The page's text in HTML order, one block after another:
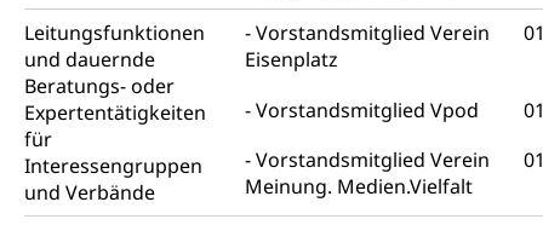
Leitungsfunktionen
und dauernde
Beratungs- oder
Expertentätigkeiten
für
Interessengruppen
und Verbände
Vorstandsmitglied Verein
Eisenplatz
Vorstandsmitglied Vpod
Vorstandsmitglied Verein
Meinung. Medien.Vielfalt